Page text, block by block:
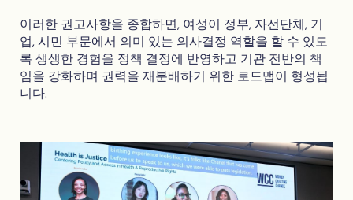
이러한 권고사항을 종합하면, 여성이 정부, 자선단체, 기
업, 시민 부문에서 의미 있는 의사결정 역할을 할 수 있도
록 생생한 경험을 정책 결정에 반영하고 기관 전반의 책
임을 강화하며 권력을 재분배하기 위한 로드맵이 형성됩
니다.